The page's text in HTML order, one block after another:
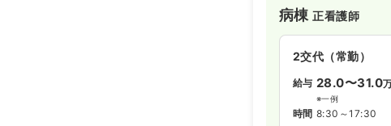
病棟正看護師
2交代（常勤）
給与 28.0〜31.0
※一例
時間 8:30～17:30